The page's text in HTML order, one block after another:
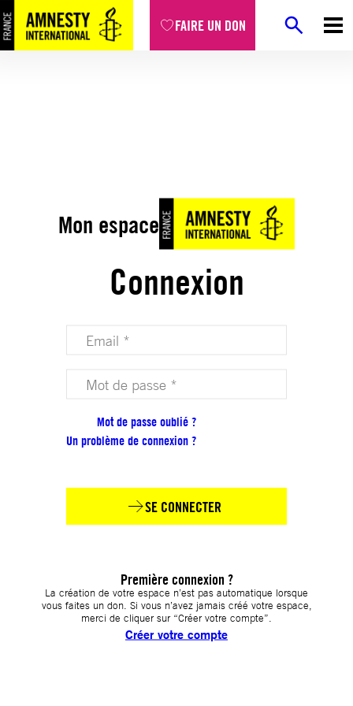
FAIRE UN DON
Mon espace
Connexion
Votre adresse email (obligatoire)
Votre mot de passe (obligatoire)
Mot de passe oublié ?
Un problème de connexion ?
SE CONNECTER
Première connexion ?
La création de votre espace n’est pas automatique lorsque
vous faites un don. Si vous n’avez jamais créé votre espace,
merci de cliquer sur “Créer votre compte”.
Créer votre compte